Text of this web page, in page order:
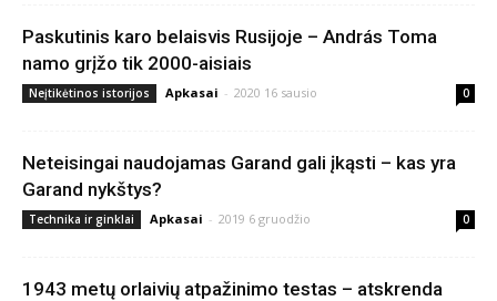
Paskutinis karo belaisvis Rusijoje – András Toma
namo grįžo tik 2000-aisiais
Neįtikėtinos istorijos Apkasai - 2020 16 sausio 0
Neteisingai naudojamas Garand gali įkąsti – kas yra
Garand nykštys?
Technika ir ginklai Apkasai - 2019 6 gruodžio 0
1943 metų orlaivių atpažinimo testas – atskrenda